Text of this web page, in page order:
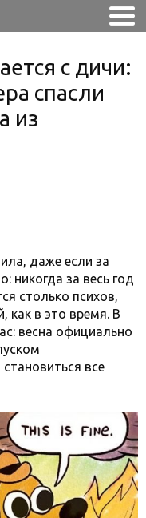
с дичи:
спасли
из
даже если за
никогда за весь год
столько психов,
как в это время. В
весна официально
все